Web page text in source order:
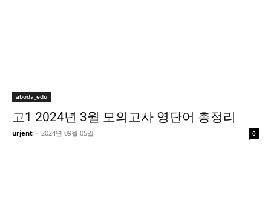
aboda_edu
고1 2024년 3월 모의고사 영단어 총정리
urjent - 2024년 09월 05일 0